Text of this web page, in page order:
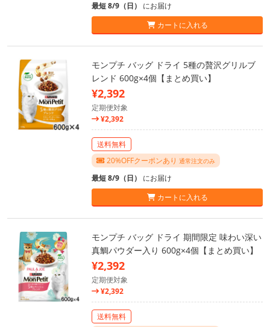
最短 8/9（日） にお届け
カートに入れる
モンプチ バッグ ドライ 5種の贅沢グリルブ
レンド 600g×4個【まとめ買い】
¥2,392
定期便対象
¥2,392
送料無料
20%OFFクーポンあり 通常注文のみ
最短 8/9（日） にお届け
カートに入れる
モンプチ バッグ ドライ 期間限定 味わい深い
真鯛パウダー入り 600g×4個【まとめ買い】
¥2,392
定期便対象
¥2,392
送料無料